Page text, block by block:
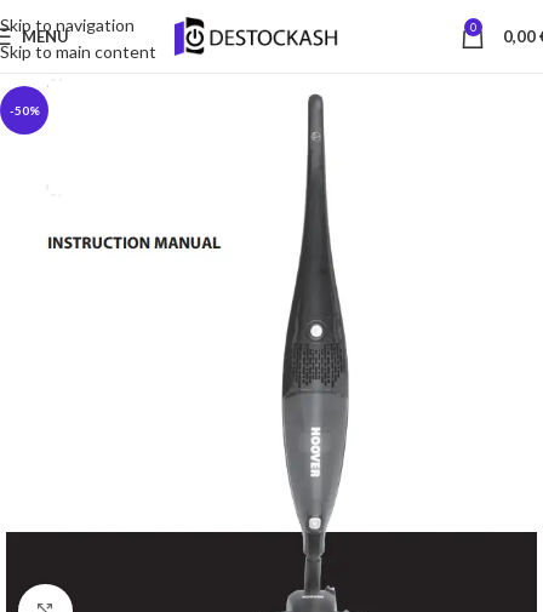
Skip to navigation
Skip to main content
MENU 0 0,00
-50%